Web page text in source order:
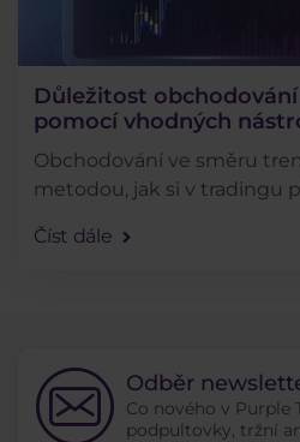
Důležitost
pomocí vhodných
Obchodování ve směru
metodou, jak si v tradingu
být mnohdy složitějším
Číst dále
Odběr
Co nového v Purple
podpultovky, tržní